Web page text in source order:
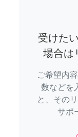
受けた
場合は
ご希望内
数などを
と、その
サポ